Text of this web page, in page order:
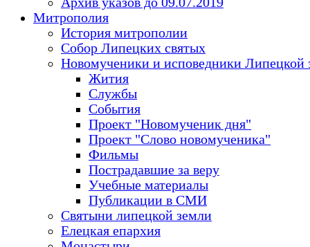
Митрополия
История митрополии
Собор Липецких святых
Новомученики и исповедники Липецкой
Жития
Службы
События
Проект "Новомученик дня"
Проект "Слово новомученика"
Фильмы
Пострадавшие за веру
Учебные материалы
Публикации в СМИ
Святыни липецкой земли
Елецкая епархия